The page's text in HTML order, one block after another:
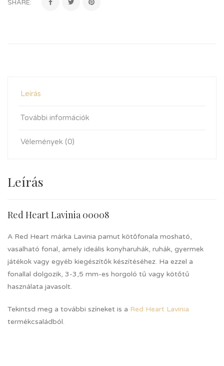
SHARE:
Leírás
További információk
Vélemények (0)
Leírás
Red Heart Lavinia 00008
A Red Heart márka Lavinia pamut kötőfonala mosható,
vasalható fonal, amely ideális konyharuhák, ruhák, gyermek
játékok vagy egyéb kiegészítők készítéséhez. Ha ezzel a
fonallal dolgozik, 3-3,5 mm-es horgoló tű vagy kötőtű
használata javasolt.
Tekintsd meg a további színeket is a Red Heart Lavinia
termékcsaládból.